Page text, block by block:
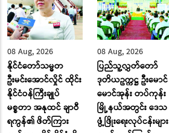
08 Aug, 2026
နိုင်ငံတော်သမ္မတ
ဦးမင်းအောင်လှိုင် ထိုင်း
နိုင်ငံဝန်ကြီးချုပ်
မစ္စတာ အနုထင် ချာဝီ
ရကွန်၏ ဖိတ်ကြား
08 Aug, 2026
ပြည်သူ့လွှတ်တော်
ဒုတိယဥက္ကဋ္ဌ ဦးမောင်
မောင်အုန်း တပ်ကုန်း
မြို့နယ်အတွင်း ဒေသ
ဖွံ့ဖြိုးရေးလုပ်ငန်းများ